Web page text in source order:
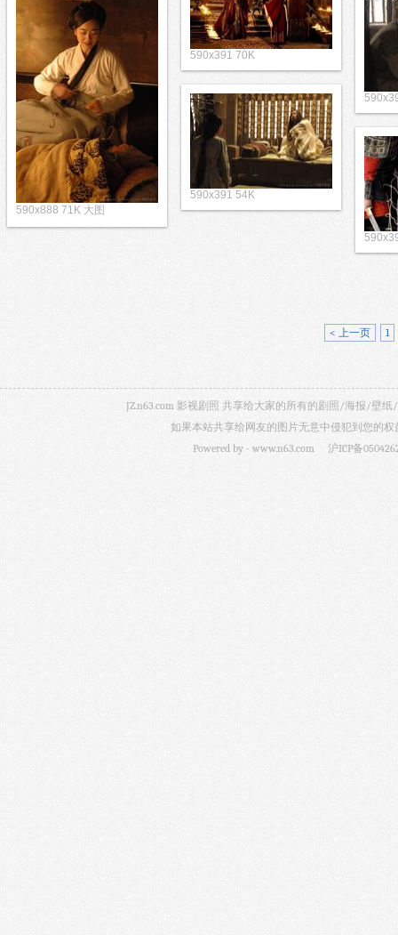
590x391 70K
590x888 71K 大图
590x391 54K
< 上一页 1
JZ.n63.com 影视剧照 共享给大家的所有的剧照/海报/壁
如果本站共享给网友的图片无意中侵犯到您的
Powered by - www.n63.com 沪ICP备